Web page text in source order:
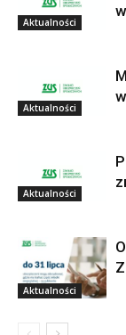
Aktualności
Aktualności
Aktualności
Aktualności